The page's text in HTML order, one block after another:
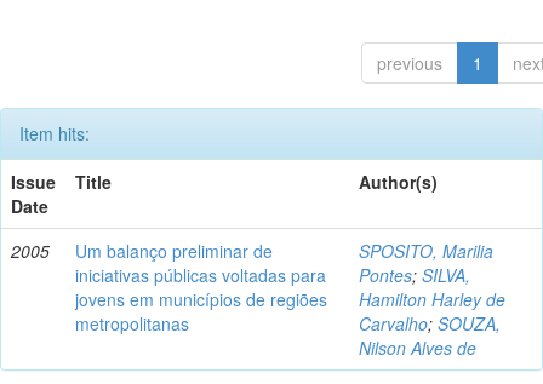
previous 1
Item hits:
Issue
Date
Title Author(s)
2005
Um balanço preliminar de
iniciativas públicas voltadas para
jovens em municípios de regiões
metropolitanas
SPOSITO, Marilia
Pontes; SILVA,
Hamilton Harley de
Carvalho; SOUZA,
Nilson Alves de